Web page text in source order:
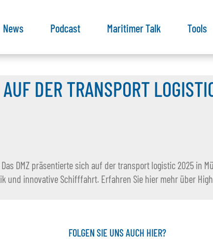
News Podcast Maritimer Talk Tools
DER TRANSPORT
DMZ präsentierte sich auf der transport logistic 2025 in
und innovative Schifffahrt. Erfahren Sie hier mehr über
FOLGEN SIE UNS AUCH HIER?